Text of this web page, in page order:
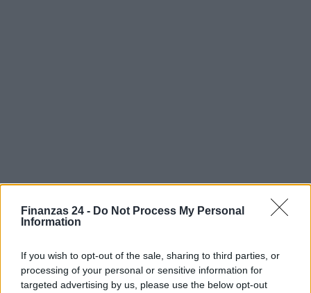
Finanzas 24 - Do Not Process My Personal
Information
If you wish to opt-out of the sale, sharing to third parties, or
processing of your personal or sensitive information for
targeted advertising by us, please use the below opt-out